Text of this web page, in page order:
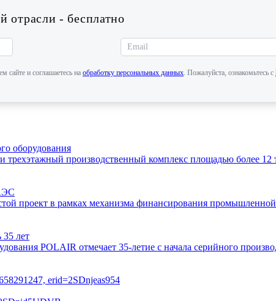
отрасли - бесплатно
сайте и соглашаетесь на обработку персональных данных. Пожалуйста, ознакомьтесь с
оборудования
производственный комплекс площадью более
проект в рамках механизма финансирования
35 лет
POLAIR отмечает 35-летие с начала серийного